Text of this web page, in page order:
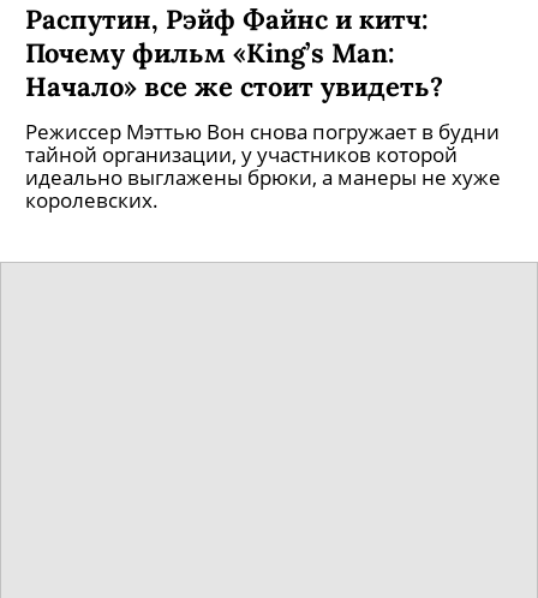
Распутин, Рэйф Файнс и китч:
Почему фильм «King’s Man:
Начало» все же стоит увидеть?
Режиссер Мэттью Вон снова погружает в будни
тайной организации, у участников которой
идеально выглажены брюки, а манеры не хуже
королевских.